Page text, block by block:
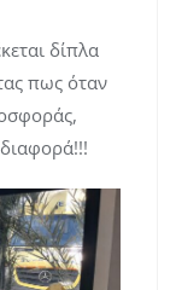
δίπλα
πως όταν